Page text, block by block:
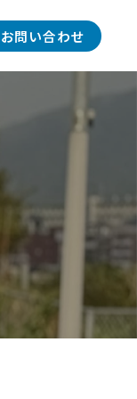
お問い合わせ